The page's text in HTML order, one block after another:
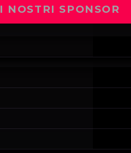
I NOSTRI SPONSOR